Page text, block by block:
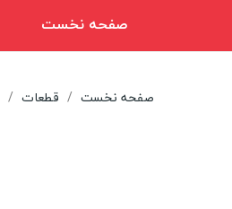
صفحه نخست
صفحه نخست قطعات